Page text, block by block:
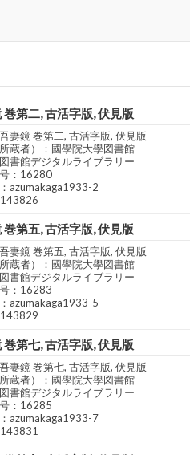
巻第二, 古活字版, 伏見版
妻鏡 巻第二, 古活字版, 伏見版
蔵者）：國學院大學図書館
書館デジタルライブラリー
：16280
azumakaga1933-2
巻第五, 古活字版, 伏見版
妻鏡 巻第五, 古活字版, 伏見版
蔵者）：國學院大學図書館
書館デジタルライブラリー
：16283
azumakaga1933-5
巻第七, 古活字版, 伏見版
妻鏡 巻第七, 古活字版, 伏見版
蔵者）：國學院大學図書館
書館デジタルライブラリー
：16285
azumakaga1933-7